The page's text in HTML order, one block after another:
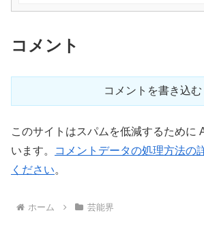
コメント
コメントを書き込む
このサイトはスパムを低減するために
います。
コメントデータの処理方法の
ください。
ホーム 芸能界